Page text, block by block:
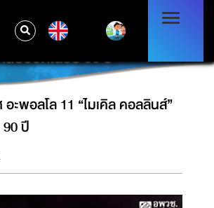
ะพอลโล 11 “ไมเคิล คอลลินส์”
เสียชีวิตในวัย 90 ปี
ะพอลโล 11 “ไมเคิล คอลลินส์”
90 ปี